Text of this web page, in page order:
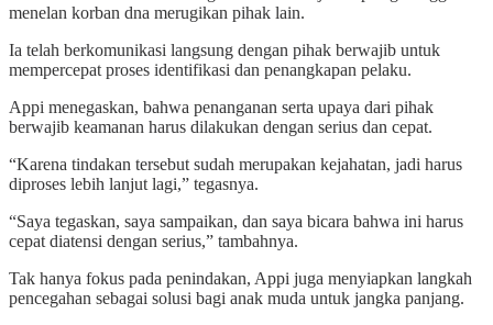
menelan korban dna merugikan pihak lain.
Ia telah berkomunikasi langsung dengan pihak berwajib untuk
mempercepat proses identifikasi dan penangkapan pelaku.
Appi menegaskan, bahwa penanganan serta upaya dari pihak
berwajib keamanan harus dilakukan dengan serius dan cepat.
“Karena tindakan tersebut sudah merupakan kejahatan, jadi harus
diproses lebih lanjut lagi,” tegasnya.
“Saya tegaskan, saya sampaikan, dan saya bicara bahwa ini harus
cepat diatensi dengan serius,” tambahnya.
Tak hanya fokus pada penindakan, Appi juga menyiapkan langkah
pencegahan sebagai solusi bagi anak muda untuk jangka panjang.